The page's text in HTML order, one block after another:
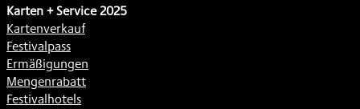
Karten + Service 2025
Kartenverkauf
Festivalpass
Ermäßigungen
Mengenrabatt
Festivalhotels